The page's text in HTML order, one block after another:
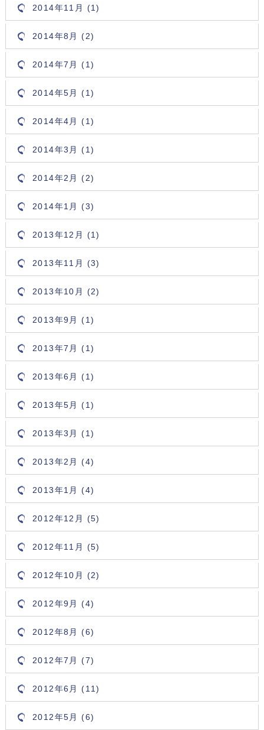
2014年11月 (1)
2014年8月 (2)
2014年7月 (1)
2014年5月 (1)
2014年4月 (1)
2014年3月 (1)
2014年2月 (2)
2014年1月 (3)
2013年12月 (1)
2013年11月 (3)
2013年10月 (2)
2013年9月 (1)
2013年7月 (1)
2013年6月 (1)
2013年5月 (1)
2013年3月 (1)
2013年2月 (4)
2013年1月 (4)
2012年12月 (5)
2012年11月 (5)
2012年10月 (2)
2012年9月 (4)
2012年8月 (6)
2012年7月 (7)
2012年6月 (11)
2012年5月 (6)